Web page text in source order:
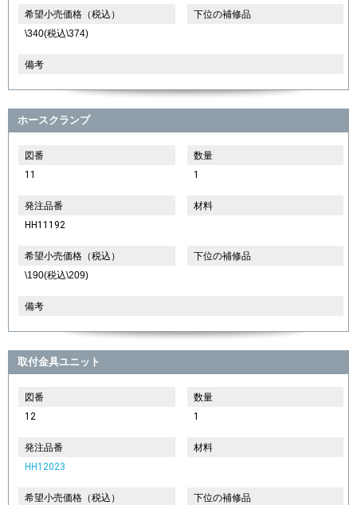
希望小売価格（税込）
\340(税込\374)
下位の補修品
備考
ホースクランプ
図番
11
数量
1
発注品番
HH11192
材料
希望小売価格（税込）
\190(税込\209)
下位の補修品
備考
取付金具ユニット
図番
12
数量
1
発注品番
HH12023
材料
希望小売価格（税込）
下位の補修品